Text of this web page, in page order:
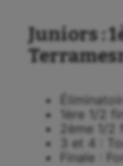
Juniors :
1ère 1/2
2ème 1/
3 et 4 :
Finale :